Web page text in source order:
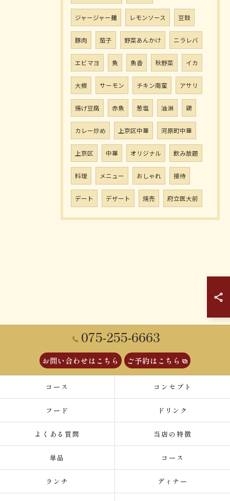
ジャージャー麺 レモンソース 豆鼓
豚肉 茄子 野菜あんかけ ニラレバ
エビマヨ 魚 魚香 秋野菜 イカ
大根 サーモン チキン南蛮 アサリ
揚げ豆腐 赤魚 葱塩 油淋 鶏
カレー炒め 上京区中華 河原町中華
上京区 中華 オリジナル 飲み放題
料理 メニュー おしゃれ 接待
デート デザート 焼売 府立医大前
075-255-6663
お問い合わせはこちら ご予約はこちら
コース コンセプト
フード ドリンク
よくある質問 当店の特徴
単品 コース
ランチ ディナー